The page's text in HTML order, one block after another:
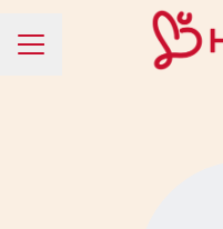
KARRIÄRMENY